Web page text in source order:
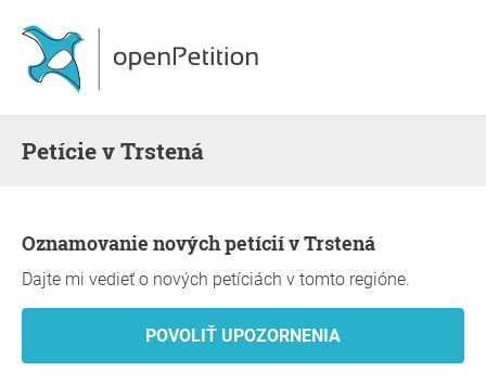
Petície v Trstená
Oznamovanie nových petícií v Trstená
Dajte mi vedieť o nových petíciách v tomto regióne.